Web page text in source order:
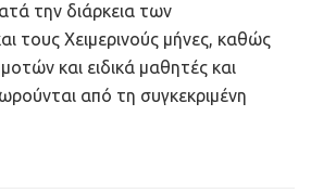
την διάρκεια των
τους Χειμερινούς μήνες, καθώς
και ειδικά μαθητές και
από τη συγκεκριμένη